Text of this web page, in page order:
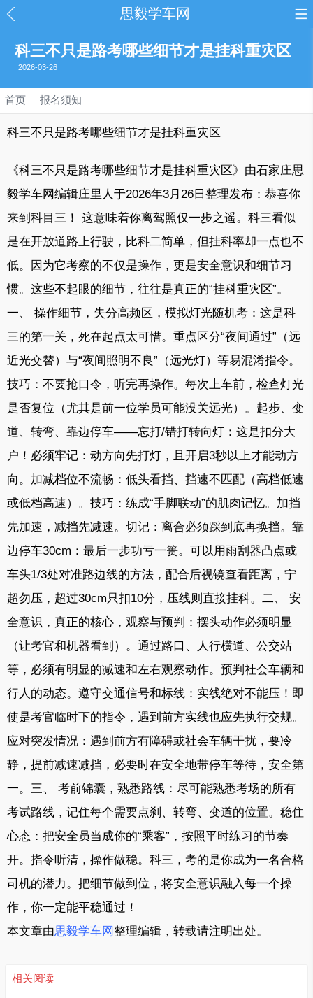
思毅学车网
科三不只是路考哪些细节才是挂科重灾区
2026-03-26
首页 报名须知
科三不只是路考哪些细节才是挂科重灾区
《科三不只是路考哪些细节才是挂科重灾区》由石家庄思
毅学车网编辑庄里人于2026年3月26日整理发布：恭喜你
来到科目三！ 这意味着你离驾照仅一步之遥。科三看似
是在开放道路上行驶，比科二简单，但挂科率却一点也不
低。因为它考察的不仅是操作，更是安全意识和细节习
惯。这些不起眼的细节，往往是真正的“挂科重灾区”。
一、 操作细节，失分高频区，模拟灯光随机考：这是科
三的第一关，死在起点太可惜。重点区分“夜间通过”（远
近光交替）与“夜间照明不良”（远光灯）等易混淆指令。
技巧：不要抢口令，听完再操作。每次上车前，检查灯光
是否复位（尤其是前一位学员可能没关远光）。起步、变
道、转弯、靠边停车——忘打/错打转向灯：这是扣分大
户！必须牢记：动方向先打灯，且开启3秒以上才能动方
向。加减档位不流畅：低头看挡、挡速不匹配（高档低速
或低档高速）。技巧：练成“手脚联动”的肌肉记忆。加挡
先加速，减挡先减速。切记：离合必须踩到底再换挡。靠
边停车30cm：最后一步功亏一篑。可以用雨刮器凸点或
车头1/3处对准路边线的方法，配合后视镜查看距离，宁
超勿压，超过30cm只扣10分，压线则直接挂科。二、 安
全意识，真正的核心，观察与预判：摆头动作必须明显
（让考官和机器看到）。通过路口、人行横道、公交站
等，必须有明显的减速和左右观察动作。预判社会车辆和
行人的动态。遵守交通信号和标线：实线绝对不能压！即
使是考官临时下的指令，遇到前方实线也应先执行交规。
应对突发情况：遇到前方有障碍或社会车辆干扰，要冷
静，提前减速减挡，必要时在安全地带停车等待，安全第
一。三、 考前锦囊，熟悉路线：尽可能熟悉考场的所有
考试路线，记住每个需要点刹、转弯、变道的位置。稳住
心态：把安全员当成你的“乘客”，按照平时练习的节奏
开。指令听清，操作做稳。科三，考的是你成为一名合格
司机的潜力。把细节做到位，将安全意识融入每一个操
作，你一定能平稳通过！
本文章由思毅学车网整理编辑，转载请注明出处。
相关阅读